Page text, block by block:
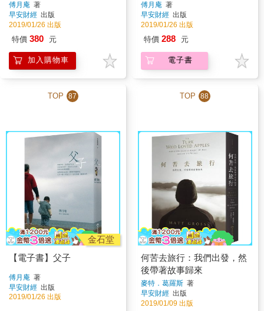
傅月庵 著
早安財經 出版
2019/01/26 出版
特價 380 元
加入購物車
傅月庵 著
早安財經 出版
2019/01/26 出版
特價 288 元
電子書
TOP 87
金石堂
【電子書】父子
傅月庵 著
早安財經 出版
2019/01/26 出版
TOP 88
何苦去旅行：我們出發，然
後帶著故事歸來
麥特．葛羅斯 著
早安財經 出版
2019/01/09 出版